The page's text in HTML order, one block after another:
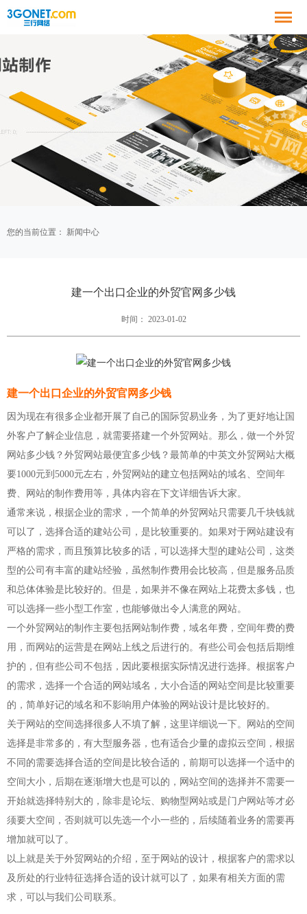
您的当前位置： 新闻中心
建一个出口企业的外贸官网多少钱
时间： 2023-01-02
建一个出口企业的外贸官网多少钱
因为现在有很多企业都开展了自己的国际贸易业务，为了更好地让国
外客户了解企业信息，就需要搭建一个外贸网站。那么，做一个外贸
网站多少钱？外贸网站最便宜多少钱？最简单的中英文外贸网站大概
要1000元到5000元左右，外贸网站的建立包括网站的域名、空间年
费、网站的制作费用等，具体内容在下文详细告诉大家。
通常来说，根据企业的需求，一个简单的外贸网站只需要几千块钱就
可以了，选择合适的建站公司，是比较重要的。如果对于网站建设有
严格的需求，而且预算比较多的话，可以选择大型的建站公司，这类
型的公司有丰富的建站经验，虽然制作费用会比较高，但是服务品质
和总体体验是比较好的。但是，如果并不像在网站上花费太多钱，也
可以选择一些小型工作室，也能够做出令人满意的网站。
一个外贸网站的制作主要包括网站制作费，域名年费，空间年费的费
用，而网站的运营是在网站上线之后进行的。有些公司会包括后期维
护的，但有些公司不包括，因此要根据实际情况进行选择。根据客户
的需求，选择一个合适的网站域名，大小合适的网站空间是比较重要
的，简单好记的域名和不影响用户体验的网站设计是比较好的。
关于网站的空间选择很多人不填了解，这里详细说一下。网站的空间
选择是非常多的，有大型服务器，也有适合少量的虚拟云空间，根据
不同的需要选择合适的空间是比较合适的，前期可以选择一个适中的
空间大小，后期在逐渐增大也是可以的，网站空间的选择并不需要一
开始就选择特别大的，除非是论坛、购物型网站或是门户网站等才必
须要大空间，否则就可以先选一个小一些的，后续随着业务的需要再
增加就可以了。
以上就是关于外贸网站的介绍，至于网站的设计，根据客户的需求以
及所处的行业特征选择合适的设计就可以了，如果有相关方面的需
求，可以与我们公司联系。